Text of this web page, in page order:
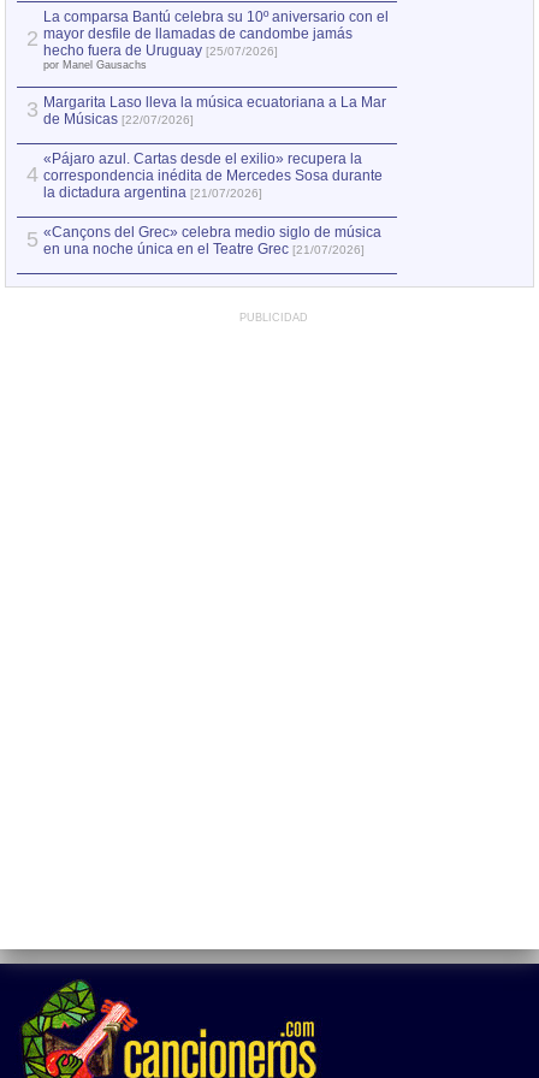
2
La comparsa Bantú celebra su 10º aniversario con el
mayor desfile de llamadas de candombe jamás
hecho fuera de Uruguay [25/07/2026]
por Manel Gausachs
3 Margarita Laso lleva la música ecuatoriana a La Mar
de Músicas [22/07/2026]
4
«Pájaro azul. Cartas desde el exilio» recupera la
correspondencia inédita de Mercedes Sosa durante
la dictadura argentina [21/07/2026]
5 «Cançons del Grec» celebra medio siglo de música
en una noche única en el Teatre Grec [21/07/2026]
PUBLICIDAD